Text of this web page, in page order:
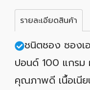
รายละเอียดสินค้า
ชนิตซอง ซองเ
ปอนด์ 100 แกรม
คุณภาพดี เนื้อเนี